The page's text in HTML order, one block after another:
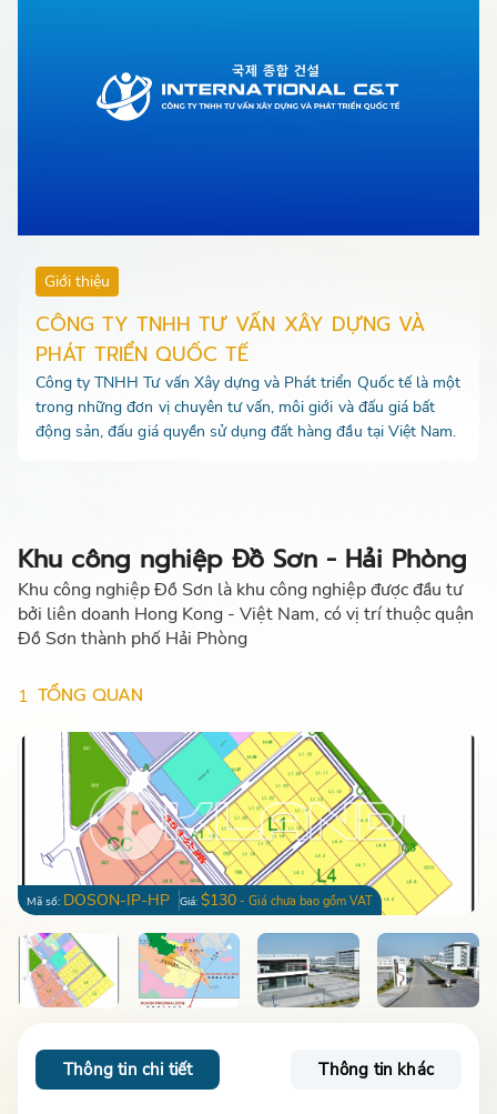
Giới thiệu
CÔNG TY TNHH TƯ VẤN XÂY DỰNG VÀ
PHÁT TRIỂN QUỐC TẾ
Công ty TNHH Tư vấn Xây dựng và Phát triển Quốc tế là một
trong những đơn vị chuyên tư vấn, môi giới và đấu giá bất
động sản, đấu giá quyền sử dụng đất hàng đầu tại Việt Nam.
Khu công nghiệp Đồ Sơn - Hải Phòng
Khu công nghiệp Đồ Sơn là khu công nghiệp được đầu tư
bởi liên doanh Hong Kong - Việt Nam, có vị trí thuộc quận
Đồ Sơn thành phố Hải Phòng
1 TỔNG QUAN
Mã số: DOSON-IP-HP Giá: $130 - Giá chưa bao gồm VAT
Thông tin chi tiết Thông tin khác